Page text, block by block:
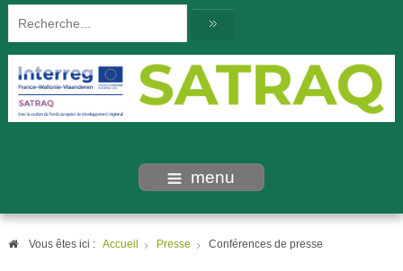
menu
Vous êtes ici : Accueil Presse Conférences de presse